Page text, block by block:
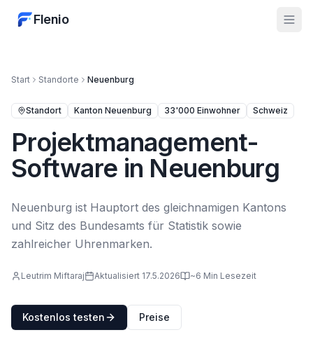
Flenio
Start Standorte Neuenburg
Standort Kanton Neuenburg 33'000 Einwohner Schweiz
Projektmanagement-
Software in Neuenburg
Neuenburg ist Hauptort des gleichnamigen Kantons
und Sitz des Bundesamts für Statistik sowie
zahlreicher Uhrenmarken.
Leutrim Miftaraj Aktualisiert 17.5.2026 ~6 Min Lesezeit
Kostenlos testen Preise